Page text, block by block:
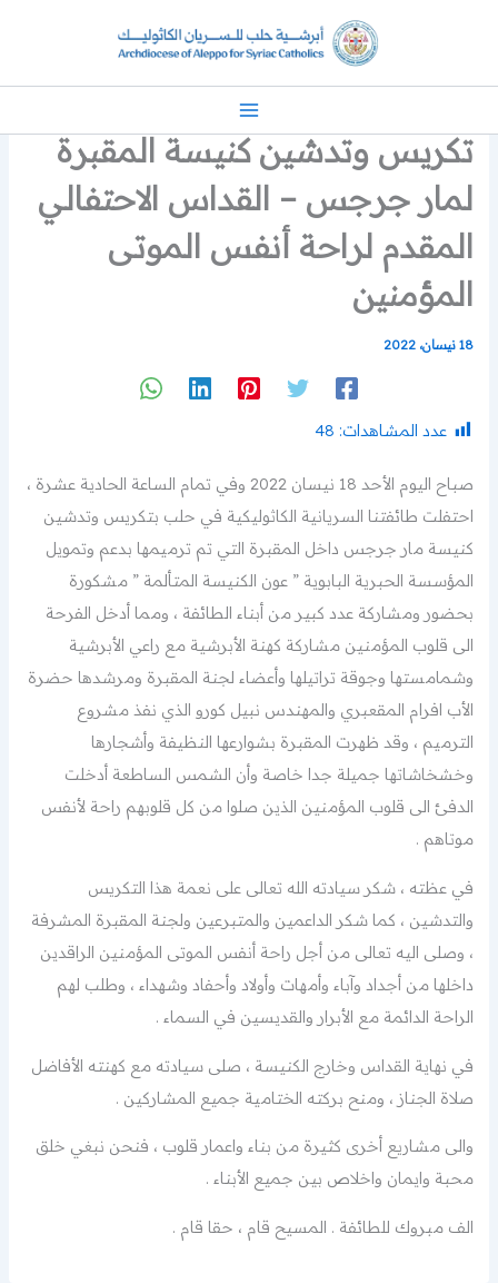
تكريس وتدشين كنيسة المقبرة
لمار جرجس – القداس الاحتفالي
المقدم لراحة أنفس الموتى
المؤمنين
18 نيسان، 2022
عدد المشاهدات: 48
صباح اليوم الأحد 18 نيسان 2022 وفي تمام الساعة الحادية عشرة ،
احتفلت طائفتنا السريانية الكاثوليكية في حلب بتكريس وتدشين
كنيسة مار جرجس داخل المقبرة التي تم ترميمها بدعم وتمويل
المؤسسة الحبرية البابوية ” عون الكنيسة المتألمة ” مشكورة
بحضور ومشاركة عدد كبير من أبناء الطائفة ، ومما أدخل الفرحة
الى قلوب المؤمنين مشاركة كهنة الأبرشية مع راعي الأبرشية
وشمامستها وجوقة تراتيلها وأعضاء لجنة المقبرة ومرشدها حضرة
الأب افرام المقعبري والمهندس نبيل كورو الذي نفذ مشروع
الترميم ، وقد ظهرت المقبرة بشوارعها النظيفة وأشجارها
وخشخاشاتها جميلة جدا خاصة وأن الشمس الساطعة أدخلت
الدفئ الى قلوب المؤمنين الذين صلوا من كل قلوبهم راحة لأنفس
موتاهم .
في عظته ، شكر سيادته الله تعالى على نعمة هذا التكريس
والتدشين ، كما شكر الداعمين والمتبرعين ولجنة المقبرة المشرفة
، وصلى اليه تعالى من أجل راحة أنفس الموتى المؤمنين الراقدين
داخلها من أجداد وآباء وأمهات وأولاد وأحفاد وشهداء ، وطلب لهم
الراحة الدائمة مع الأبرار والقديسين في السماء .
في نهاية القداس وخارج الكنيسة ، صلى سيادته مع كهنته الأفاضل
صلاة الجناز ، ومنح بركته الختامية جميع المشاركين .
والى مشاريع أخرى كثيرة من بناء واعمار قلوب ، فنحن نبغي خلق
محبة وايمان واخلاص بين جميع الأبناء .
الف مبروك للطائفة . المسيح قام ، حقا قام .